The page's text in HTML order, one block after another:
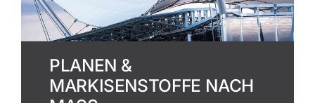
PLANEN &
MARKISENSTOFFE NACH